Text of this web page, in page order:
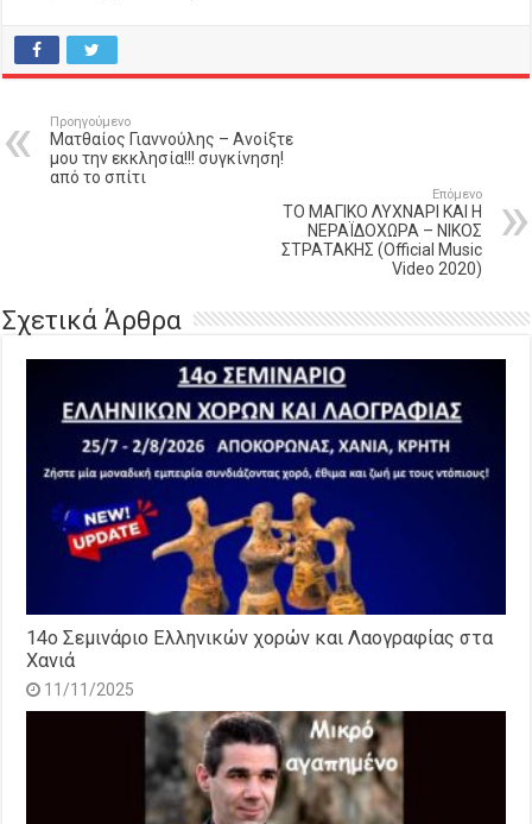
Προηγούμενο
Ματθαίος Γιαννούλης – Ανοίξτε
μου την εκκλησία!!! συγκίνηση!
από το σπίτι
Επόμενο
ΤΟ ΜΑΓΙΚΟ ΛΥΧΝΑΡΙ ΚΑΙ Η
ΝΕΡΑΪΔΟΧΩΡΑ – ΝΙΚΟΣ
ΣΤΡΑΤΑΚΗΣ (Official Music
Video 2020)
Σχετικά Άρθρα
14o Σεμινάριο Ελληνικών χορών και Λαογραφίας στα
Χανιά
11/11/2025